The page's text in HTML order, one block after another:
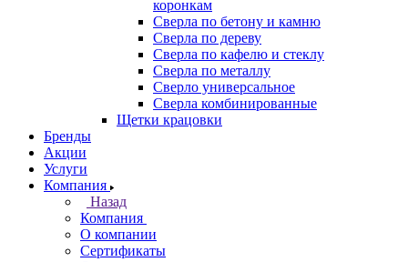
коронкам
Сверла по бетону и камню
Сверла по дереву
Сверла по кафелю и стеклу
Сверла по металлу
Сверло универсальное
Сверла комбинированные
Щетки крацовки
Бренды
Акции
Услуги
Компания
Назад
Компания
О компании
Сертификаты